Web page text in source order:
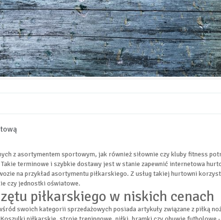
z asortymentem sportowym, jak również siłownie czy kluby fitness
terminowe i szybkie dostawy jest w stanie zapewnić internetowa
na przykład asortymentu piłkarskiego. Z usług takiej hurtowni
czy jednostki oświatowe.
piłkarskiego w niskich cenach
swoich kategorii sprzedażowych posiada artykuły związane z piłką